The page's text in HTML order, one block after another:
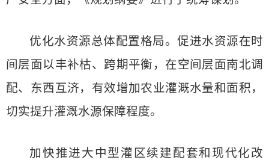
优化水资源总体配置格局。促进水资源在时
间层面以丰补枯、跨期平衡，在空间层面南北调
配、东西互济，有效增加农业灌溉水量和面积，
切实提升灌溉水源保障程度。
加快推进大中型灌区续建配套和现代化改